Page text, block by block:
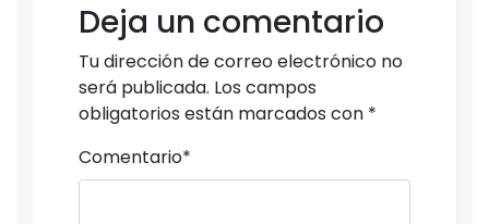
Deja un comentario
Tu dirección de correo electrónico no
será publicada. Los campos
obligatorios están marcados con *
Comentario*